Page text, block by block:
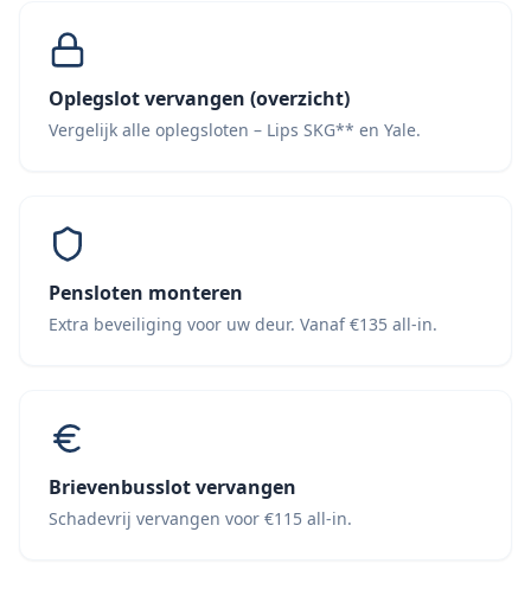
Oplegslot vervangen (overzicht)
Vergelijk alle oplegsloten – Lips SKG** en Yale.
Pensloten monteren
Extra beveiliging voor uw deur. Vanaf €135 all-in.
Brievenbusslot vervangen
Schadevrij vervangen voor €115 all-in.